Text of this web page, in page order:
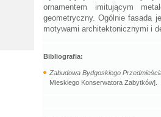
ornamentem imitującym
geometryczny. Ogólnie fasada
motywami architektonicznymi i
Bibliografia:
Zabudowa Bydgoskiego
Mieskiego Konserwatora Zabytków].